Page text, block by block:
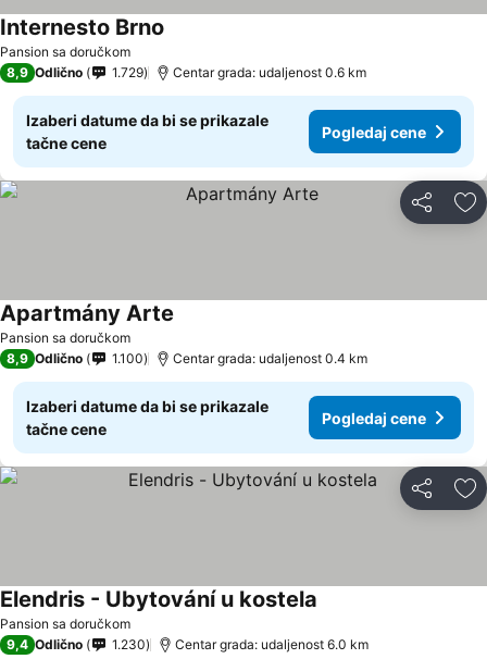
Pansion sa doručkom
Internesto Brno
8,9 Odlično 1.729 Centar grada: udaljenost 0.6 km
Izaberi datume da bi se prikazale
tačne cene
Pogledaj cene
Deli
Pansion sa doručkom
Apartmány Arte
8,9 Odlično 1.100 Centar grada: udaljenost 0.4 km
Izaberi datume da bi se prikazale
tačne cene
Pogledaj cene
Deli
Pansion sa doručkom
Elendris - Ubytování u kostela
9,4 Odlično 1.230 Centar grada: udaljenost 6.0 km